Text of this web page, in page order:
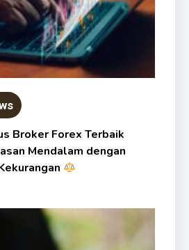
Broker Forex Terbaik
Mendalam dengan